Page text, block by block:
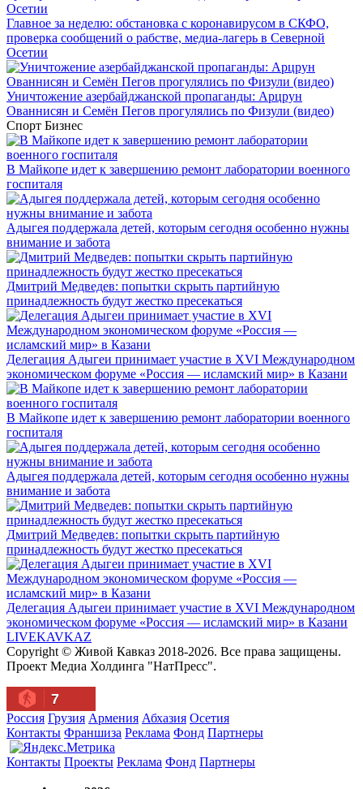
Главное за неделю: обстановка с коронавирусом в СКФО,
проверка сообщений о рабстве, медиа-лагерь в Северной
Осетии
Уничтожение азербайджанской пропаганды: Арцрун
Ованнисян и Семён Пегов прогулялись по Физули (видео)
Спорт Бизнес
В Майкопе идет к завершению ремонт лаборатории военного
госпиталя
Адыгея поддержала детей, которым сегодня особенно нужны
внимание и забота
Дмитрий Медведев: попытки скрыть партийную
принадлежность будут жестко пресекаться
Делегация Адыгеи принимает участие в XVI Международном
экономическом форуме «Россия — исламский мир» в Казани
В Майкопе идет к завершению ремонт лаборатории военного
госпиталя
Адыгея поддержала детей, которым сегодня особенно нужны
внимание и забота
Дмитрий Медведев: попытки скрыть партийную
принадлежность будут жестко пресекаться
Делегация Адыгеи принимает участие в XVI Международном
экономическом форуме «Россия — исламский мир» в Казани
LIVEKAVKAZ
Copyright © Живой Кавказ 2018-2026. Все права защищены.
Проект Медиа Холдинга "НатПресс".
7
Россия Грузия Армения Абхазия Осетия
Контакты Франшиза Реклама Фонд Партнеры
Контакты Проекты Реклама Фонд Партнеры